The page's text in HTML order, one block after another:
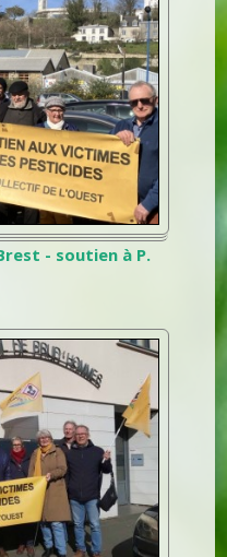
- soutien à P.